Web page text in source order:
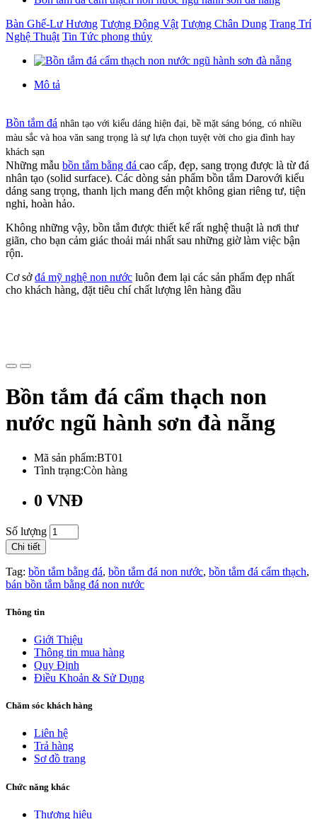
Bàn Ghế-Lư Hương Tượng Động Vật Tượng Chân Dung Trang Trí
Nghệ Thuật Tin Tức phong thủy
Mô tả
Bồn tắm đá nhân tạo với kiểu dáng hiện đại, bề mặt sáng bóng, có nhiều
màu sắc và hoa văn sang trọng là sự lựa chọn tuyệt vời cho gia đình hay
khách sạn
Những mẫu bồn tắm bằng đá cao cấp, đẹp, sang trọng được là từ đá
nhân tạo (solid surface). Các dòng sản phẩm bồn tắm Darovới kiểu
dáng sang trọng, thanh lịch mang đến một không gian riêng tư, tiện
nghi, hoàn hảo.
Không những vậy, bồn tắm được thiết kế rất nghệ thuật là nơi thư
giãn, cho bạn cảm giác thoải mái nhất sau những giờ làm việc bận
rộn.
Cơ sởđá mỹ nghệ non nước luôn đem lại các sản phẩm đẹp nhất
cho khách hàng, đặt tiêu chí chất lượng lên hàng đầu
Bồn tắm đá cẩm thạch non
nước ngũ hành sơn đà nẵng
Mã sản phẩm:BT01
Tình trạng:Còn hàng
0 VNĐ
Số lượng
Chi tiết
Tag: bồn tắm bằng đá, bồn tắm đá non nước, bồn tắm đá cẩm thạch,
bán bồn tắm bằng đá non nước
Thông tin
Giới Thiệu
Thông tin mua hàng
Quy Định
Điều Khoản & Sử Dụng
Chăm sóc khách hàng
Liên hệ
Trả hàng
Sơ đồ trang
Chức năng khác
Thương hiệu